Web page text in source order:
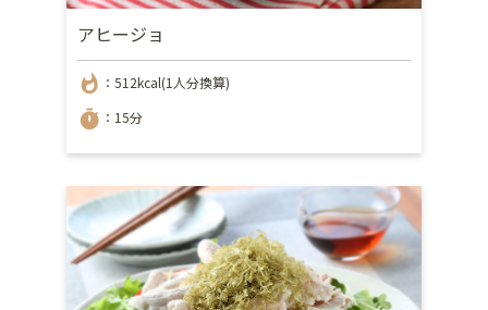
アヒージョ
whatshot ：512kcal(1人分換算)
timer ：15分